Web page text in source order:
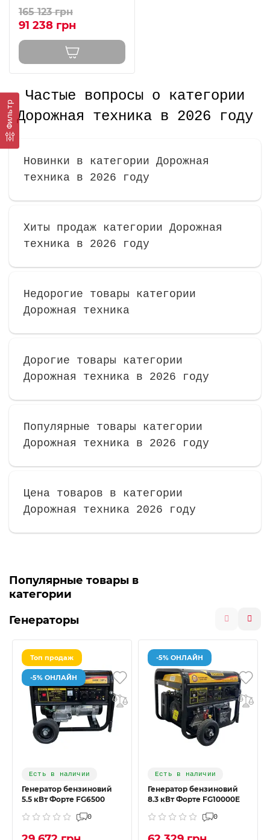
Фильтр
165 123 грн
91 238 грн
Частые вопросы о категории
Дорожная техника в 2026 году
Новинки в категории Дорожная
техника в 2026 году
Хиты продаж категории Дорожная
техника в 2026 году
Недорогие товары категории
Дорожная техника
Дорогие товары категории
Дорожная техника в 2026 году
Популярные товары категории
Дорожная техника в 2026 году
Цена товаров в категории
Дорожная техника 2026 году
Популярные товары в
категории
Генераторы
Топ продаж
-5% ОНЛАЙН
Есть в наличии
Генератор бензиновий
5.5 кВт Форте FG6500
0
-5% ОНЛАЙН
Есть в наличии
Генератор бензиновий
8.3 кВт Форте FG10000E
0